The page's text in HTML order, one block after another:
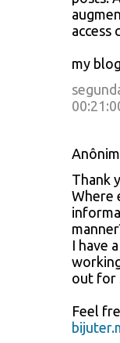
access
my
Thank
Where
I have
out for
Feel